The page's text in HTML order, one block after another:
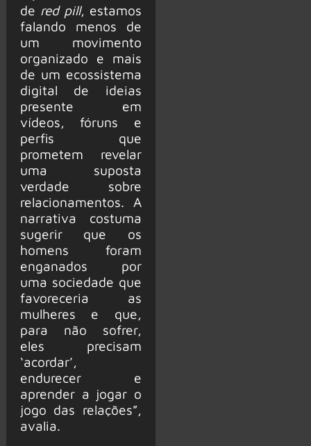
de red pill, estamos
falando menos de
um movimento
organizado e mais
de um ecossistema
digital de ideias
presente em
vídeos, fóruns e
perfis que
prometem revelar
uma suposta
verdade sobre
relacionamentos. A
narrativa costuma
sugerir que os
homens foram
enganados por
uma sociedade que
favoreceria as
mulheres e que,
para não sofrer,
eles precisam
‘acordar’,
endurecer e
aprender a jogar o
jogo das relações”,
avalia.